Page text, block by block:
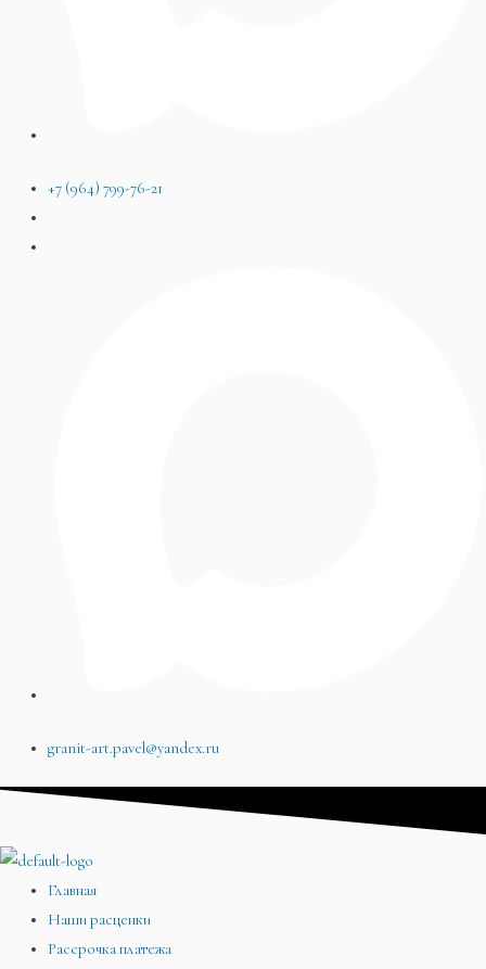
+7 (964) 799-76-21
granit-art.pavel@yandex.ru
Главная
Наши расценки
Рассрочка платежа